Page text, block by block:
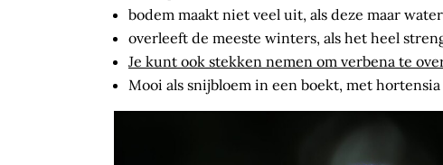
bodem maakt niet veel uit, als deze maar
overleeft de meeste winters, als het heel
Je kunt ook stekken nemen om verbena te
Mooi als snijbloem in een boekt, met